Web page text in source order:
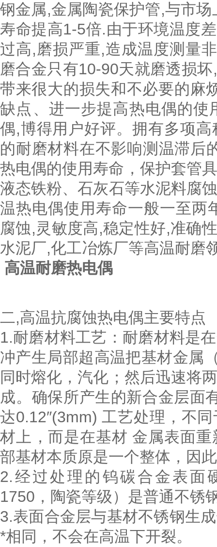
钢金属,金属陶瓷保护管,与市
寿命提高1-5倍.由于环境温度
过高,磨损严重,造成温度测量
磨合金只有10-90天就磨透损
带来很大的损失和不必要的麻
缺点、进一步提高热电偶的
偶,博得用户好评。拥有多项高
的耐磨材料在不影响测温滞后的
热电偶的使用寿命，保护套管具
液态铁粉、石灰石等水泥料腐蚀
温热电偶使用寿命一般一至两年
腐蚀,灵敏度高,稳定性好,准确
水泥厂,化工冶炼厂等高温耐磨
高温耐磨热电偶
二,高温抗腐蚀热电偶主要特点
1.耐磨材料工艺：耐磨材料
冲产生局部超高温把基材金属
同时熔化，汽化；然后迅速
成。确保所产生的新合金层
达0.12″(3mm) 工艺处理，
材上，而是在基材 金属表面
部基材本质原是一个整体，因
2.经过处理的钨碳合金表面
1750，陶瓷等级）是普通不锈
3.表面合金层与基材不锈钢生成
*相同，不会在高温下开裂。